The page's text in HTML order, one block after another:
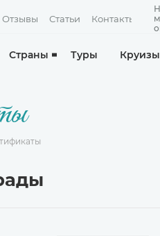
Отзывы Статьи Контакты
Страны Туры Круизы